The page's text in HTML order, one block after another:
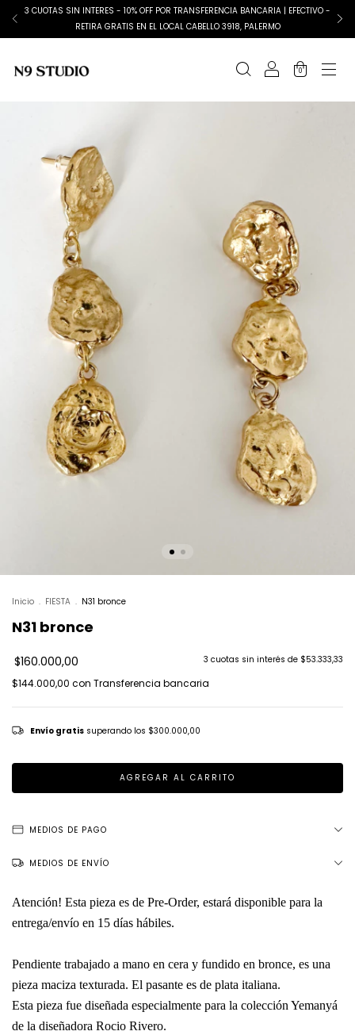
3 CUOTAS SIN INTERES - 10% OFF POR TRANSFERENCIA BANCARIA | EFECTIVO -
RETIRA GRATIS EN EL LOCAL CABELLO 3918, PALERMO
0
Inicio . FIESTA . N31 bronce
N31 bronce
$160.000,00 3 cuotas sin interés de $53.333,33
$144.000,00 con Transferencia bancaria
Envío gratis superando los $300.000,00
MEDIOS DE PAGO
MEDIOS DE ENVÍO
Atención! Esta pieza es de Pre-Order, estará disponible para la
entrega/envío en 15 días hábiles.
Pendiente trabajado a mano en cera y fundido en bronce, es una
pieza maciza texturada. El pasante es de plata italiana.
Esta pieza fue diseñada especialmente para la colección Yemanyá
de la diseñadora Rocio Rivero.